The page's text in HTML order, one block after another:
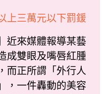
上三萬元以下罰鍰
來媒體報導某藝
成雙眼及嘴唇紅腫
而正所謂「外行人
，一件轟動的美容